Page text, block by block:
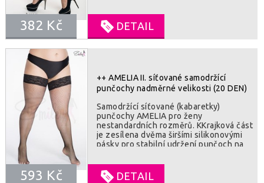
30% vlna, 5% elastan -
382 Kč DETAIL
++ AMELIA II. síťované samodržící
punčochy nadměrné velikosti (20 DEN)
Samodržící síťované (kabaretky)
punčochy AMELIA pro ženy
nestandardních rozměrů. KKrajková část
je zesílena dvěma širšími silikonovými
pásky pro stabilní udržení punčoch na
polyamid, 15% elastan
593 Kč DETAIL